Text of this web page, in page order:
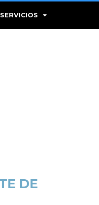
SERVICIOS
DE